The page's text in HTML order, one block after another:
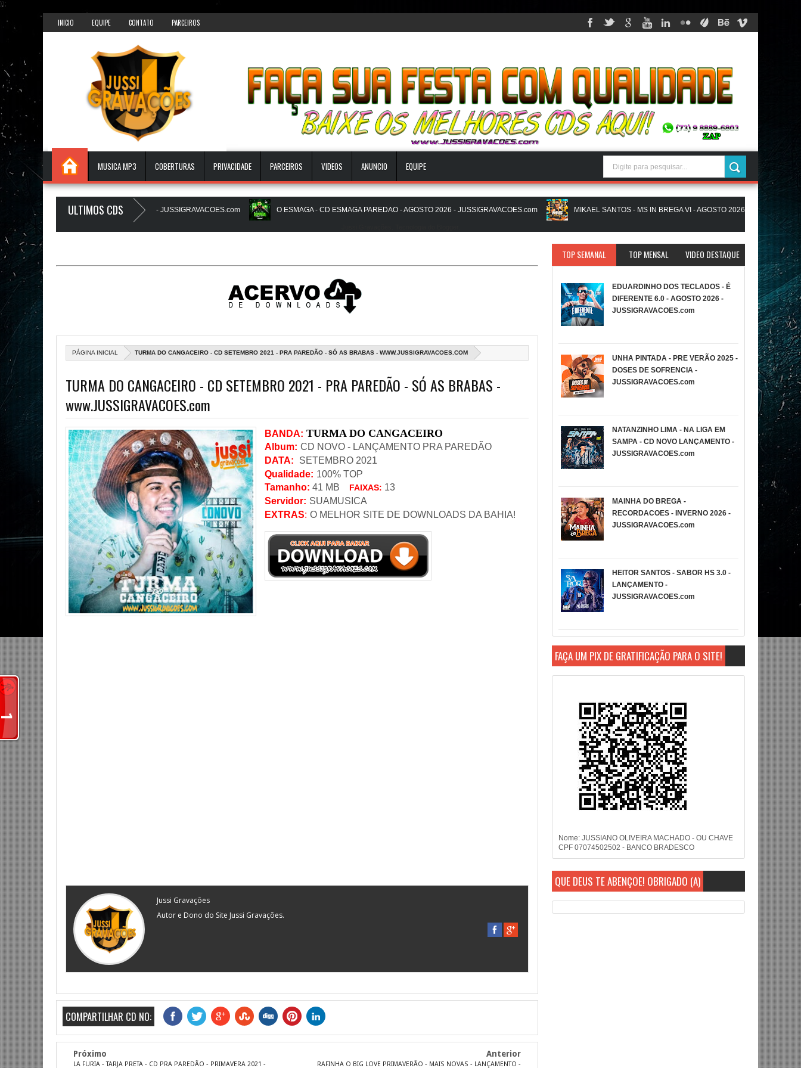
});
INICIO EQUIPE CONTATO PARCEIROS
MUSICA MP3 COBERTURAS PRIVACIDADE PARCEIROS VIDEOS ANUNCIO EQUIPE
ULTIMOS CDS
- AGOSTO 2026 - O ZeRo Um é NóIzZ - JUSSIGRAVACOES.com O ESMAGA - CD ESMAGA PAREDAO - AGOSTO 2026 - JUSSIGRAVACOES.com MIKAEL SANTOS - MS IN BREGA VI - AGOSTO 2026 -
- JUSSIGRAVACOES.com NATANZINHO LIMA - NA LIGA EM SAMPA - CD NOVO LANÇAMENTO - JUSSIGRAVACOES.com
PÁGINA INICIAL TURMA DO CANGACEIRO - CD SETEMBRO 2021 - PRA PAREDÃO - SÓ AS BRABAS - WWW.JUSSIGRAVACOES.COM
TURMA DO CANGACEIRO - CD SETEMBRO 2021 - PRA PAREDÃO - SÓ AS BRABAS -
www.JUSSIGRAVACOES.com
BANDA: TURMA DO CANGACEIRO
Album: CD NOVO - LANÇAMENTO PRA PAREDÃO
DATA:
SETEMBRO 2021
Qualidade: 100% TOP
Tamanho: 41 MB FAIXAS: 13
Servidor: SUAMUSICA
EXTRAS: O MELHOR SITE DE DOWNLOADS DA BAHIA!
Jussi Gravações
Autor e Dono do Site Jussi Gravações.
COMPARTILHAR CD NO:
Próximo
LA FURIA - TARJA PRETA - CD PRA PAREDÃO - PRIMAVERA 2021 -
Anterior
RAFINHA O BIG LOVE PRIMAVERÃO - MAIS NOVAS - LANÇAMENTO -
TOP SEMANAL TOP MENSAL VIDEO DESTAQUE
EDUARDINHO DOS TECLADOS - É
DIFERENTE 6.0 - AGOSTO 2026 -
JUSSIGRAVACOES.com
UNHA PINTADA - PRE VERÃO 2025 -
DOSES DE SOFRENCIA -
JUSSIGRAVACOES.com
NATANZINHO LIMA - NA LIGA EM
SAMPA - CD NOVO LANÇAMENTO -
JUSSIGRAVACOES.com
MAINHA DO BREGA -
RECORDACOES - INVERNO 2026 -
JUSSIGRAVACOES.com
HEITOR SANTOS - SABOR HS 3.0 -
LANÇAMENTO -
JUSSIGRAVACOES.com
FAÇA UM PIX DE GRATIFICAÇÃO PARA O SITE!
Nome: JUSSIANO OLIVEIRA MACHADO - OU CHAVE
CPF 07074502502 - BANCO BRADESCO
QUE DEUS TE ABENÇOE! OBRIGADO (A)